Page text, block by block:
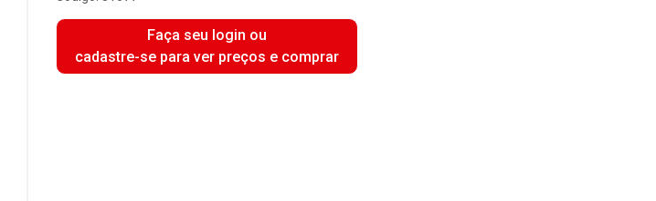
Faça seu login ou
cadastre-se para ver preços e comprar